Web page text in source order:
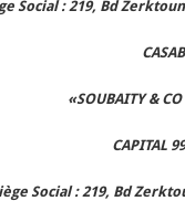
Social : 219, Bd
«SOUBAITY &
CAPITAL
Social : 219, Bd